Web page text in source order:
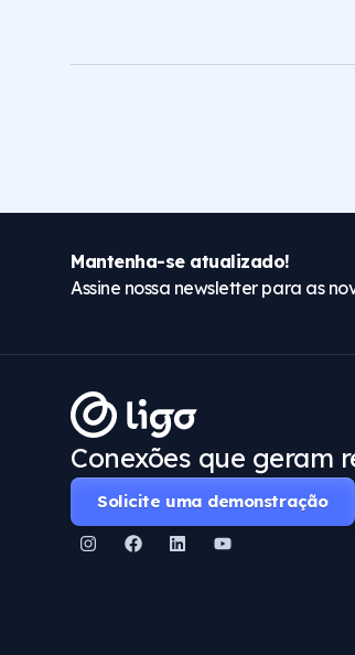
Mantenha-se atualizado!
Assine nossa newsletter para as
Conexões que geram
Solicite uma demonstração